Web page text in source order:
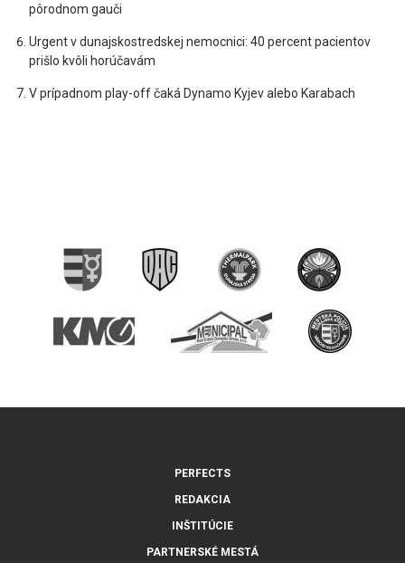
pôrodnom gauči
Urgent v dunajskostredskej nemocnici: 40 percent pacientov
prišlo kvôli horúčavám
V prípadnom play-off čaká Dynamo Kyjev alebo Karabach
PERFECTS
REDAKCIA
INŠTITÚCIE
PARTNERSKÉ MESTÁ